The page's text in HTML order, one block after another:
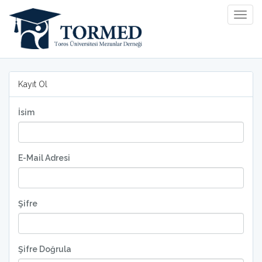
Kayıt Ol
İsim
E-Mail Adresi
Şifre
Şifre Doğrula